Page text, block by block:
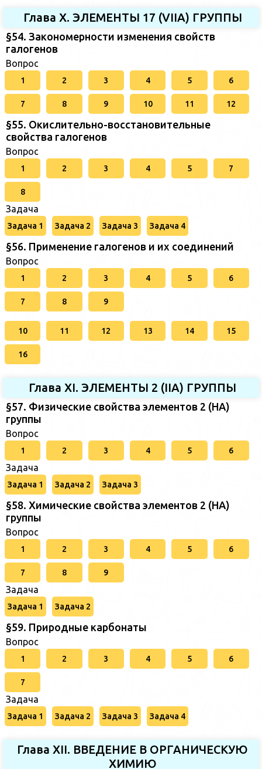
Глава X. ЭЛЕМЕНТЫ 17 (VIIA) ГРУППЫ
§54. Закономерности изменения свойств
галогенов
Вопрос
1 2 3 4 5 6
7 8 9 10 11 12
§55. Окислительно-восстановительные
свойства галогенов
Вопрос
1 2 3 4 5 7
8
Задача
Задача 1 Задача 2 Задача 3 Задача 4
§56. Применение галогенов и их соединений
Вопрос
1 2 3 4 5 6
7 8 9
10 11 12 13 14 15
16
Глава XI. ЭЛЕМЕНТЫ 2 (IIА) ГРУППЫ
§57. Физические свойства элементов 2 (НА)
группы
Вопрос
1 2 3 4 5 6
Задача
Задача 1 Задача 2 Задача 3
§58. Химические свойства элементов 2 (НА)
группы
Вопрос
1 2 3 4 5 6
7 8 9
Задача
Задача 1 Задача 2
§59. Природные карбонаты
Вопрос
1 2 3 4 5 6
7
Задача
Задача 1 Задача 2 Задача 3 Задача 4
Глава XII. ВВЕДЕНИЕ В ОРГАНИЧЕСКУЮ
ХИМИЮ